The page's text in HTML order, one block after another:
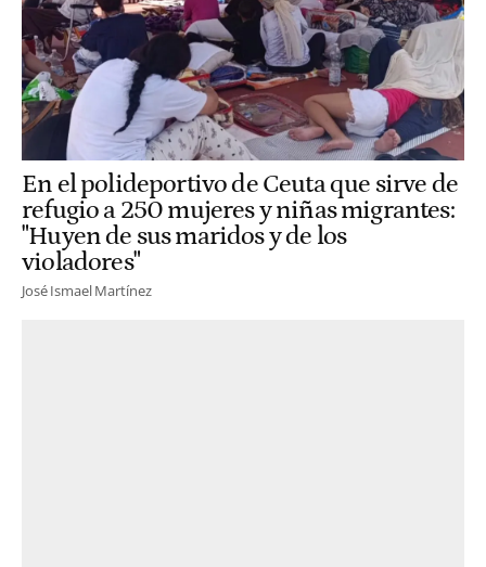
En el polideportivo de Ceuta que sirve de
refugio a 250 mujeres y niñas migrantes:
"Huyen de sus maridos y de los
violadores"
José Ismael Martínez